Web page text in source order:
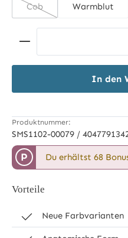
Cob
(Diese Option ist zurzeit
Warmblut
Produkt Anzahl: Gib
In den
Produktnummer:
SMS1102-00079 /
P Du erhältst 68
Vorteile
Neue Farbvarianten